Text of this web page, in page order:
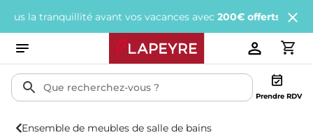
avant vos vacances avec200€ offertstous les 1 000€
Prendre RDV
Ensemble de meubles de salle de bains